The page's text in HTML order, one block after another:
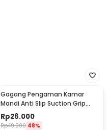
Gagang Pengaman Kamar
Mandi Anti Slip Suction Grip
Handle Safety - SG-188
Rp26.000
Rp49.900 48%